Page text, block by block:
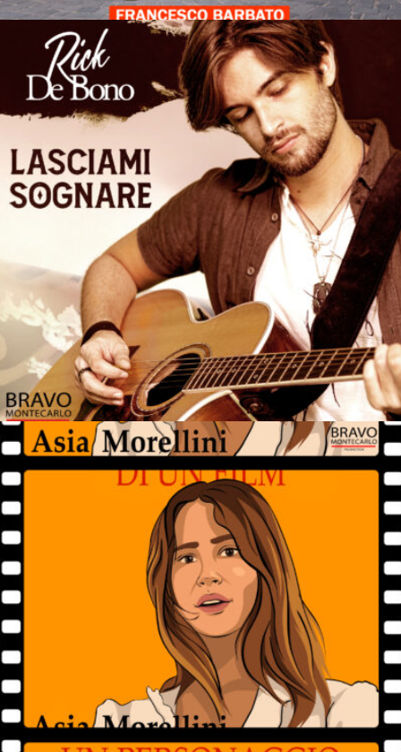
LASCIAMI SOGNARE